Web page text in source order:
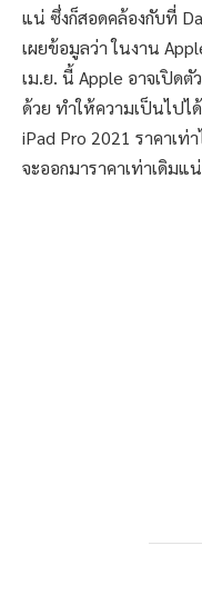
แน่ ซึ่งก็สอดคล้องกับที่
เผยข้อมูลว่า ในงาน
เม.ย. นี้ Apple อาจเปิดตั
ด้วย ทำให้ความเป็นไปไ
iPad Pro 2021 ราคาเท่
จะออกมาราคาเท่าเดิมแ